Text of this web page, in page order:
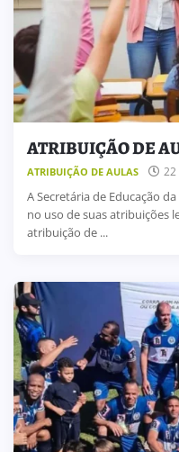
ATRIBUIÇÃO DE
ATRIBUIÇÃO DE AULAS 22
A Secretária de Educação
no uso de suas atribuições
atribuição de ...